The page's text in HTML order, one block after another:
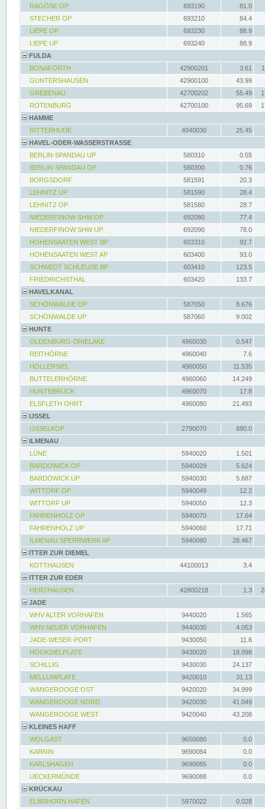
RAGÖSE OP
693190
81.0
STECHER OP
693210
84.4
LIEPE OP
693230
88.9
LIEPE UP
693240
88.9
FULDA
BONAFORTH
42900201 3.61
GUNTERSHAUSEN
42900100
43.99
GREBENAU
42700202 55.49
ROTENBURG
42700100 95.69
HAMME
RITTERHUDE
4940030
25.45
HAVEL-ODER-WASSERSTRASSE
BERLIN-SPANDAU UP
580310 0.55
BERLIN-SPANDAU OP
580300 0.76
BORGSDORF
581591 20.3
LEHNITZ UP
581590 28.4
LEHNITZ OP
581580 28.7
NIEDERFINOW SHW OP
692080 77.4
NIEDERFINOW SHW UP
692090
78.0
HOHENSAATEN WEST BP
603310
92.7
HOHENSAATEN WEST AP
603400
93.0
SCHWEDT SCHLEUSE BP
603410
123.5
FRIEDRICHSTHAL
603420
133.7
HAVELKANAL
SCHÖNWALDE OP
587050 8.676
SCHÖNWALDE UP
587060 9.002
HUNTE
OLDENBURG-DRIELAKE
4960030
0.547
REITHÖRNE
4960040
7.6
HOLLERSIEL
4960050
11.535
BUTTELERHÖRNE
4960060
14.249
HUNTEBRÜCK
4960070
17.8
ELSFLETH OHRT
4960080
21.493
IJSSEL
IJSSELKOP
2790070
880.0
ILMENAU
LÜNE
5940020
1.501
BARDOWICK OP
5940029
5.624
BARDOWICK UP
5940030
5.687
WITTORF OP
5940049
12.2
WITTORF UP
5940050
12.3
FAHRENHOLZ OP
5940070
17.64
FAHRENHOLZ UP
5940060
17.71
ILMENAU SPERRWERK AP
5940080
28.467
ITTER ZUR DIEMEL
KOTTHAUSEN
44100013
3.4
ITTER ZUR EDER
HERZHAUSEN
42800218 1.3
JADE
WHV ALTER VORHAFEN
9440020
1.565
WHV NEUER VORHAFEN
9440030
4.053
JADE-WESER-PORT
9430050
11.6
HOOKSIELPLATE
9430020
18.098
SCHILLIG
9430030
24.137
MELLUMPLATE
9420010
31.13
WANGEROOGE OST
9420020
34.999
WANGEROOGE NORD
9420030
41.049
WANGEROOGE WEST
9420040
43.208
KLEINES HAFF
WOLGAST
9650080
0.0
KARNIN
9690084
0.0
KARLSHAGEN
9690085
0.0
UECKERMÜNDE
9690088
0.0
KRÜCKAU
ELMSHORN HAFEN
5970022
0.028